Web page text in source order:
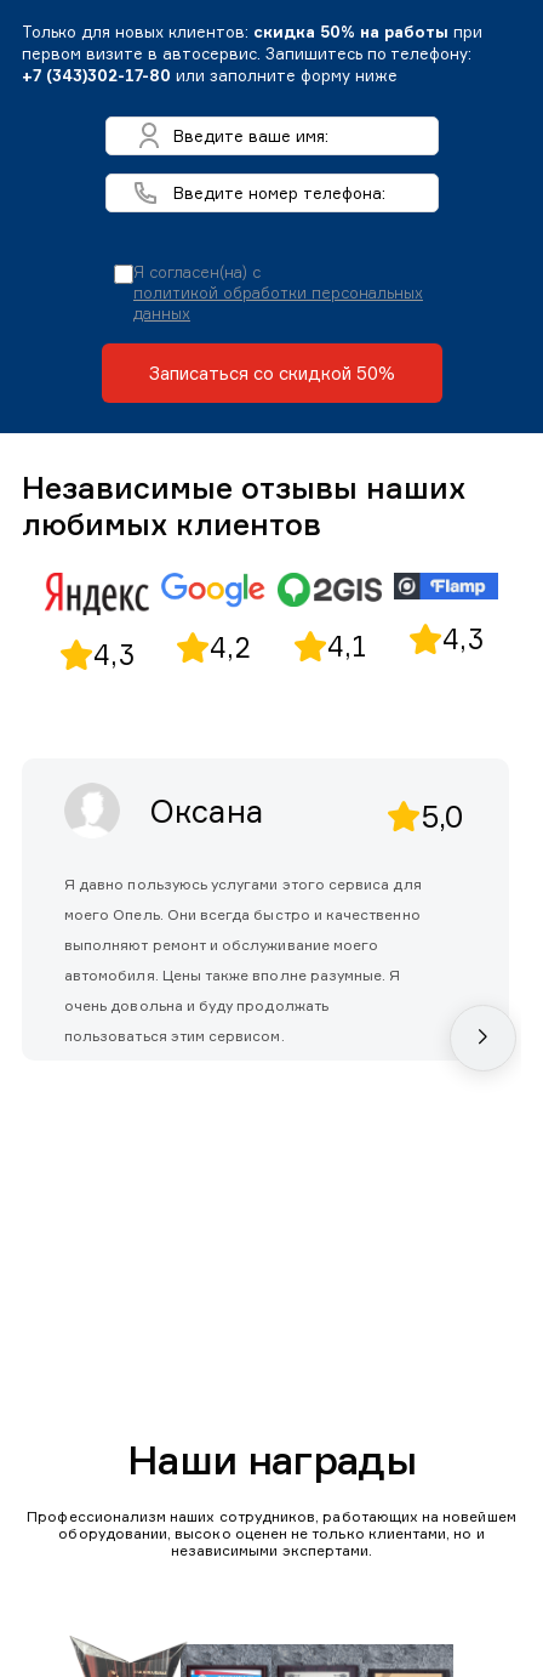
Только для новых клиентов: скидка 50% на работы при
первом визите в автосервис. Запишитесь по телефону:
+7 (343)302-17-80 или заполните форму ниже
Я согласен(на) с
политикой обработки персональных
данных
Записаться со скидкой 50%
Независимые отзывы наших
любимых клиентов
4,3 4,2 4,1 4,3
Оксана 5,0
Я давно пользуюсь услугами этого сервиса для
моего Опель. Они всегда быстро и качественно
выполняют ремонт и обслуживание моего
автомобиля. Цены также вполне разумные. Я
очень довольна и буду продолжать
пользоваться этим сервисом.
Наши награды
Профессионализм наших сотрудников, работающих на новейшем
оборудовании, высоко оценен не только клиентами, но и
независимыми экспертами.